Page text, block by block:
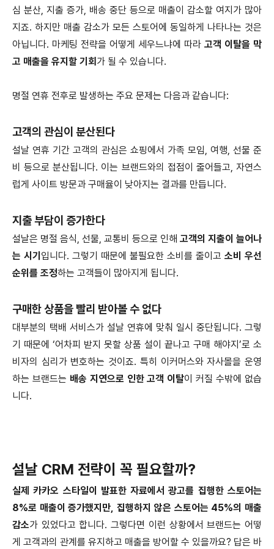
심 분산, 지출 증가, 배송 중단 등으로 매출이 감소할 여지가 많아
지죠. 하지만 매출 감소가 모든 스토어에 동일하게 나타나는 것은
아닙니다. 마케팅 전략을 어떻게 세우느냐에 따라 고객 이탈을 막
고 매출을 유지할 기회 가 될 수 있습니다.
명절 연휴 전후로 발생하는 주요 문제는 다음과 같습니다:
고객의 관심이 분산된다
설날 연휴 기간 고객의 관심은 쇼핑에서 가족 모임, 여행, 선물 준
비 등으로 분산됩니다. 이는 브랜드와의 접점이 줄어들고, 자연스
럽게 사이트 방문과 구매율이 낮아지는 결과를 만듭니다.
지출 부담이 증가한다
설날은 명절 음식, 선물, 교통비 등으로 인해 고객의 지출이 늘어나
는 시기 입니다. 그렇기 때문에 불필요한 소비를 줄이고 소비 우선
순위를 조정하는 고객들이 많아지게 됩니다.
구매한 상품을 빨리 받아볼 수 없다
대부분의 택배 서비스가 설날 연휴에 맞춰 일시 중단됩니다. 그렇
기 때문에 ‘어차피 받지 못할 상품 설이 끝나고 구매 해야지’로 소
비자의 심리가 변호하는 것이죠. 특히 이커머스와 자사몰을 운영
하는 브랜드는 배송 지연으로 인한 고객 이탈이 커질 수밖에 없습
니다.
설날 CRM 전략이 꼭 필요할까?
실제 카카오 스타일이 발표한 자료에서 광고를 집행한 스토어는
8%로 매출이 증가했지만, 집행하지 않은 스토어는 45%의 매출
감소가 있었다고 합니다. 그렇다면 이런 상황에서 브랜드는 어떻
게 고객과의 관계를 유지하고 매출을 방어할 수 있을까요? 답은 바